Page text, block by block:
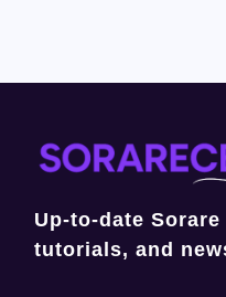
Up-to-date
tutorials, and